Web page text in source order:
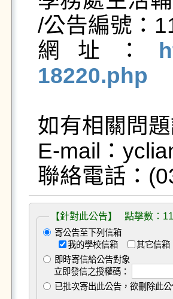
/公告編號：
網址：
18220.php
如有相關問
E-mail：
【針對此公告】 點擊數：
寄公告至下列信箱
我的學校信箱
其它信箱
即時寄信給公告對象
立即發信之授權碼：
已批次寄出此公告，欲刪除此